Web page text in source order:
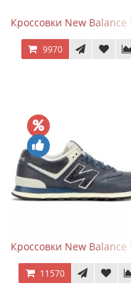
Кроссовки New Balance
9970
Кроссовки New Balance
11570